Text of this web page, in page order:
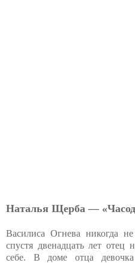
Наталья Щерба —
Василиса Огнева никогда
спустя двенадцать лет отец
себе. В доме отца